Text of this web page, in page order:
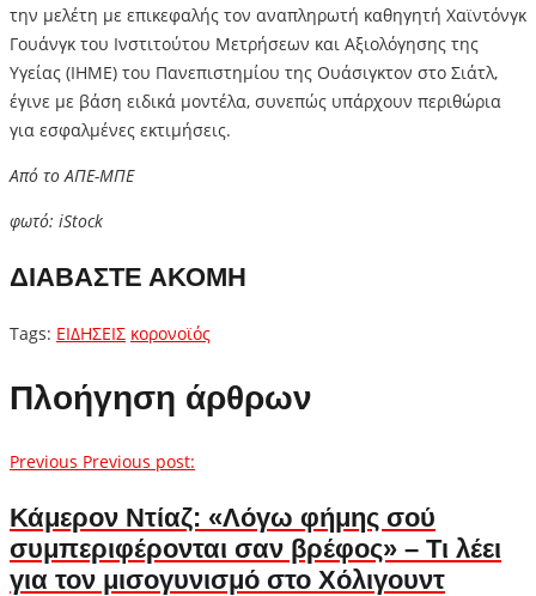
την μελέτη με επικεφαλής τον αναπληρωτή καθηγητή Χαϊντόνγκ
Γουάνγκ του Ινστιτούτου Μετρήσεων και Αξιολόγησης της
Υγείας (ΙΗΜΕ) του Πανεπιστημίου της Ουάσιγκτον στο Σιάτλ,
έγινε με βάση ειδικά μοντέλα, συνεπώς υπάρχουν περιθώρια
για εσφαλμένες εκτιμήσεις.
Από το ΑΠΕ-ΜΠΕ
φωτό: iStock
ΔΙΑΒΑΣΤΕ ΑΚΟΜΗ
Tags: ΕΙΔΗΣΕΙΣ κορονοϊός
Πλοήγηση άρθρων
Previous Previous post:
Κάμερον Ντίαζ: «Λόγω φήμης σού
συμπεριφέρονται σαν βρέφος» – Τι λέει
για τον μισογυνισμό στο Χόλιγουντ